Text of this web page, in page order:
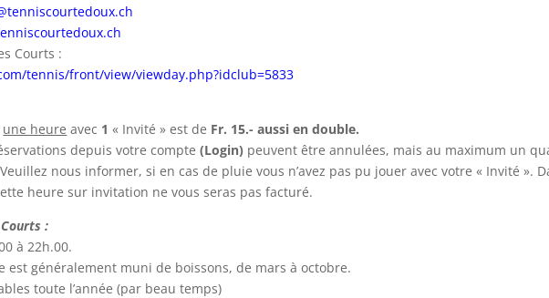
Courts :
tennis/front/view/viewday.php?idclub=5833
une heure avec 1 « Invité » est de Fr. 15.- aussi en double.
depuis votre compte(Login) peuvent être annulées, mais au maximum un
nous informer, si en cas de pluie vous n’avez pas pu jouer avec votre « Invité ».
heure sur invitation ne vous seras pas facturé.
:
à 22h.00.
est généralement muni de boissons, de mars à octobre.
toute l’année (par beau temps)